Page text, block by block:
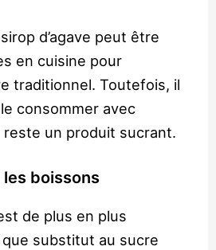
d’agave peut être
en cuisine pour
traditionnel. Toutefois, il
consommer avec
reste un produit sucrant.
boissons
de plus en plus
substitut au sucre